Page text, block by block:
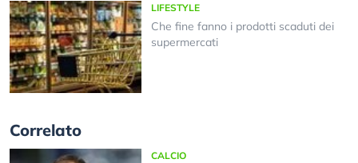
LIFESTYLE
Che fine fanno i prodotti scaduti dei
supermercati
Correlato
CALCIO